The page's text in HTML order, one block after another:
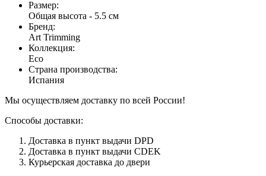
Размер:
Общая высота - 5.5 см
Бренд:
Art Trimming
Коллекция:
Eco
Страна производства:
Испания
Мы осуществляем доставку по всей России!
Способы доставки:
Доставка в пункт выдачи DPD
Доставка в пункт выдачи CDEK
Курьерская доставка до двери